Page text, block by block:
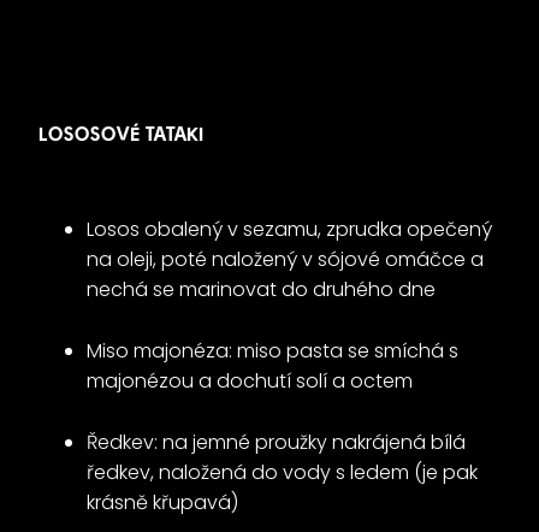
LOSOSOVÉ TATAKI
Losos obalený v sezamu, zprudka opečený
na oleji, poté naložený v sójové omáčce a
nechá se marinovat do druhého dne
Miso majonéza: miso pasta se smíchá s
majonézou a dochutí solí a octem
Ředkev: na jemné proužky nakrájená bílá
ředkev, naložená do vody s ledem (je pak
krásně křupavá)